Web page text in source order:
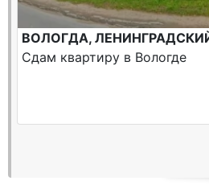
ВОЛОГДА,
Сдам квартиру в Вологде